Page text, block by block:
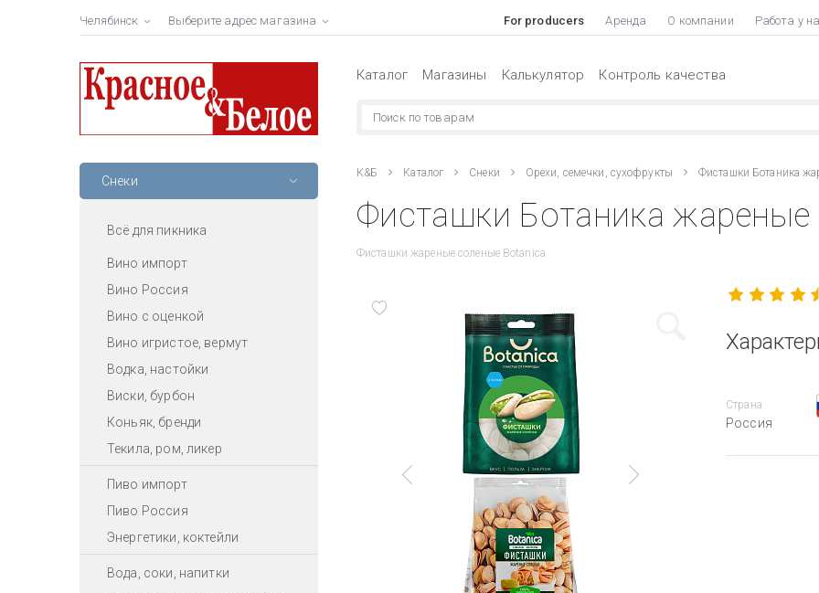
Челябинск Выберите адрес магазина For producers Аренда О компании Работа у
Каталог Магазины Калькулятор Контроль качества
Снеки
Всё для пикника
Вино импорт
Вино Россия
Вино с оценкой
Вино игристое, вермут
Водка, настойки
Виски, бурбон
Коньяк, бренди
Текила, ром, ликер
Пиво импорт
Пиво Россия
Энергетики, коктейли
Вода, соки, напитки
К&Б Каталог Снеки Орехи, семечки, сухофрукты Фисташки Ботаника
Фисташки Ботаника жареные
Фисташки жареные соленые Botanica
Страна
Россия